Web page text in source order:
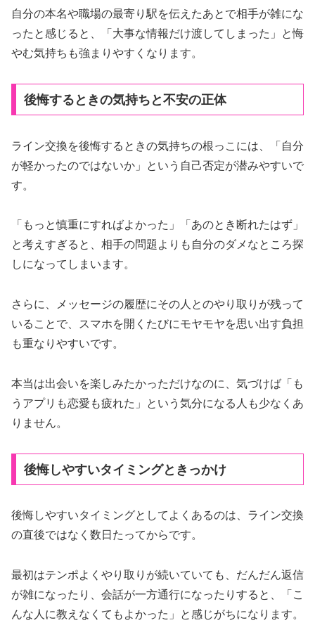
自分の本名や職場の最寄り駅を伝えたあとで相手が雑にな
ったと感じると、「大事な情報だけ渡してしまった」と悔
やむ気持ちも強まりやすくなります。
後悔するときの気持ちと不安の正体
ライン交換を後悔するときの気持ちの根っこには、「自分
が軽かったのではないか」という自己否定が潜みやすいで
す。
「もっと慎重にすればよかった」「あのとき断れたはず」
と考えすぎると、相手の問題よりも自分のダメなところ探
しになってしまいます。
さらに、メッセージの履歴にその人とのやり取りが残って
いることで、スマホを開くたびにモヤモヤを思い出す負担
も重なりやすいです。
本当は出会いを楽しみたかっただけなのに、気づけば「も
うアプリも恋愛も疲れた」という気分になる人も少なくあ
りません。
後悔しやすいタイミングときっかけ
後悔しやすいタイミングとしてよくあるのは、ライン交換
の直後ではなく数日たってからです。
最初はテンポよくやり取りが続いていても、だんだん返信
が雑になったり、会話が一方通行になったりすると、「こ
んな人に教えなくてもよかった」と感じがちになります。